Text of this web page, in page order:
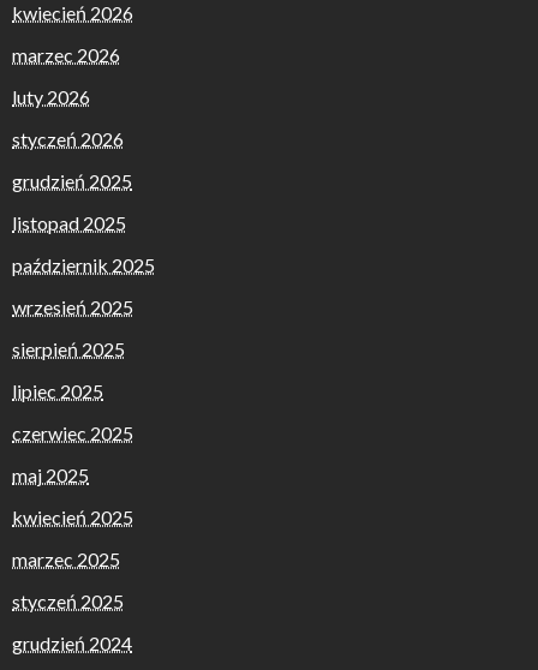
kwiecień 2026
marzec 2026
luty 2026
styczeń 2026
grudzień 2025
listopad 2025
październik 2025
wrzesień 2025
sierpień 2025
lipiec 2025
czerwiec 2025
maj 2025
kwiecień 2025
marzec 2025
styczeń 2025
grudzień 2024